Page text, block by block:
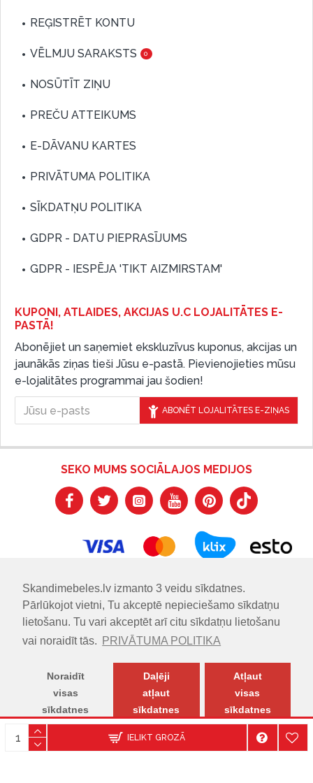
Skandimebeles.lv izmanto 3 veidu sīkdatnes.
Pārlūkojot vietni, Tu akceptē nepieciešamo sīkdatņu
lietošanu. Tu vari akceptēt arī citu sīkdatņu lietošanu
vai noraidīt tās.
PRIVĀTUMA POLITIKA
Noraidīt
visas
sīkdatnes
Daļēji
atļaut
sīkdatnes
Atļaut
visas
sīkdatnes
IELIKT GROZĀ
REĢISTRĒT KONTU
VĒLMJU SARAKSTS 0
NOSŪTĪT ZIŅU
PREČU ATTEIKUMS
E-DĀVANU KARTES
PRIVĀTUMA POLITIKA
SĪKDATŅU POLITIKA
GDPR - DATU PIEPRASĪJUMS
GDPR - IESPĒJA 'TIKT AIZMIRSTAM'
KUPONI, ATLAIDES, AKCIJAS U.C LOJALITĀTES E-
PASTĀ!
Abonējiet un saņemiet ekskluzīvus kuponus, akcijas un
jaunākās ziņas tieši Jūsu e-pastā. Pievienojieties mūsu
e-lojalitātes programmai jau šodien!
ABONĒT LOJALITĀTES E-ZIŅAS
SEKO MUMS SOCIĀLAJOS MEDIJOS
© SKANDIMĒBELES.LV | Skandināvu dizaina mēbeļu salons.